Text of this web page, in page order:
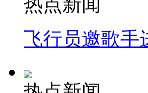
飞行员邀歌手